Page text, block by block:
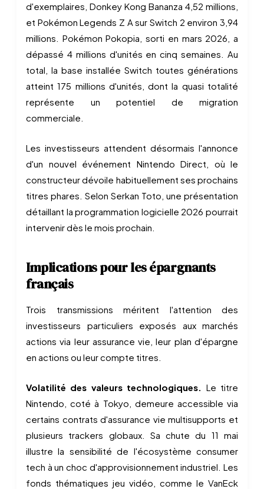
d'exemplaires, Donkey Kong Bananza 4,52 millions,
et Pokémon Legends Z A sur Switch 2 environ 3,94
millions. Pokémon Pokopia, sorti en mars 2026, a
dépassé 4 millions d'unités en cinq semaines. Au
total, la base installée Switch toutes générations
atteint 175 millions d'unités, dont la quasi totalité
représente un potentiel de migration
commerciale.
Les investisseurs attendent désormais l'annonce
d'un nouvel événement Nintendo Direct, où le
constructeur dévoile habituellement ses prochains
titres phares. Selon Serkan Toto, une présentation
détaillant la programmation logicielle 2026 pourrait
intervenir dès le mois prochain.
Implications pour les épargnants
français
Trois transmissions méritent l'attention des
investisseurs particuliers exposés aux marchés
actions via leur assurance vie, leur plan d'épargne
en actions ou leur compte titres.
Volatilité des valeurs technologiques. Le titre
Nintendo, coté à Tokyo, demeure accessible via
certains contrats d'assurance vie multisupports et
plusieurs trackers globaux. Sa chute du 11 mai
illustre la sensibilité de l'écosystème consumer
tech à un choc d'approvisionnement industriel. Les
fonds thématiques jeu vidéo, comme le VanEck